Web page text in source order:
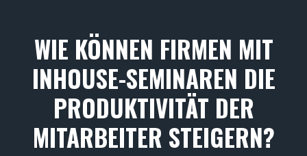
WIE KÖNNEN FIRMEN MIT
INHOUSE-SEMINAREN DIE
PRODUKTIVITÄT DER
MITARBEITER STEIGERN?